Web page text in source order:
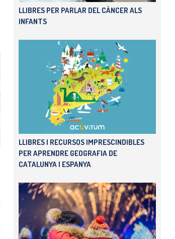
LLIBRES PER PARLAR DEL CÀNCER ALS
INFANTS
LLIBRES I RECURSOS IMPRESCINDIBLES
PER APRENDRE GEOGRAFIA DE
CATALUNYA I ESPANYA